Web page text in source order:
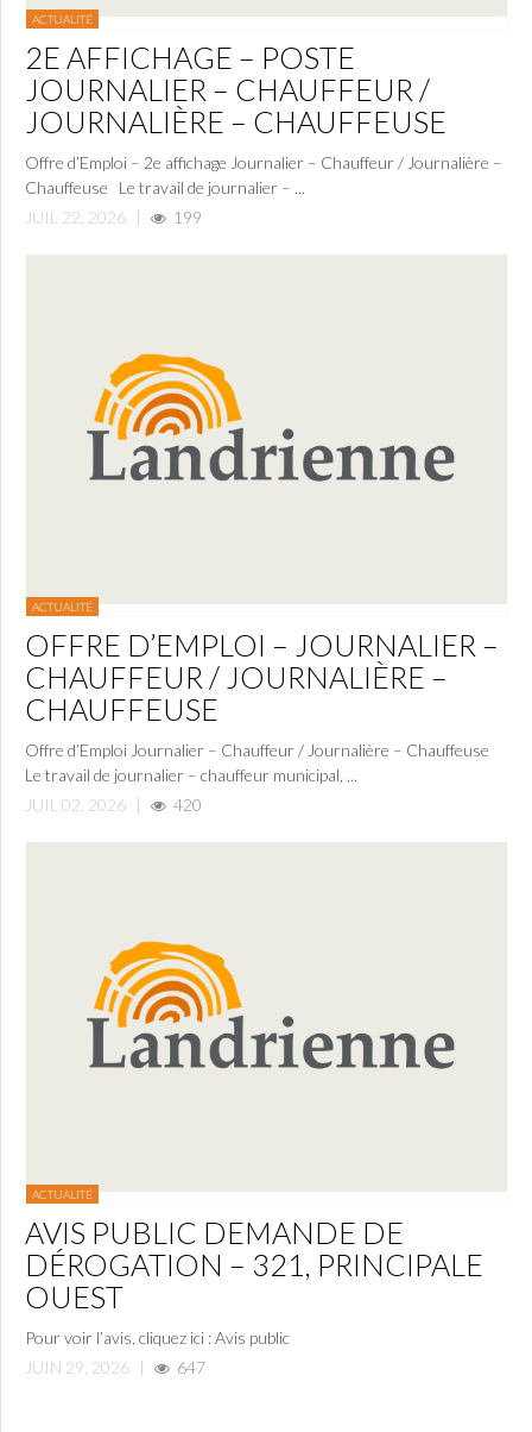
ACTUALITÉ
2E AFFICHAGE – POSTE
JOURNALIER – CHAUFFEUR /
JOURNALIÈRE – CHAUFFEUSE
Offre d’Emploi – 2e affichage Journalier – Chauffeur / Journalière –
Chauffeuse Le travail de journalier – ...
JUIL 22, 2026 | 199
ACTUALITÉ
OFFRE D’EMPLOI – JOURNALIER –
CHAUFFEUR / JOURNALIÈRE –
CHAUFFEUSE
Offre d’Emploi Journalier – Chauffeur / Journalière – Chauffeuse
Le travail de journalier – chauffeur municipal, ...
JUIL 02, 2026 | 420
ACTUALITÉ
AVIS PUBLIC DEMANDE DE
DÉROGATION – 321, PRINCIPALE
OUEST
Pour voir l’avis, cliquez ici : Avis public
JUIN 29, 2026 | 647